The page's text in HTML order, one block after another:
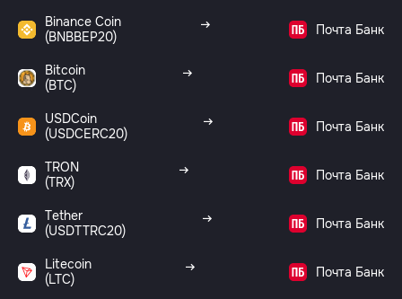
Binance Coin
(BNBBEP20)
Почта Банк
Bitcoin
(BTC)
Почта Банк
USDCoin
(USDCERC20)
Почта Банк
TRON
(TRX)
Почта Банк
Tether
(USDTTRC20)
Почта Банк
Litecoin
(LTC)
Почта Банк